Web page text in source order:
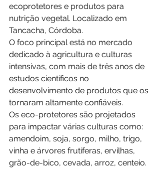
ecoprotetores e produtos para
nutrição vegetal. Localizado em
Tancacha, Córdoba.
O foco principal está no mercado
dedicado à agricultura e culturas
intensivas, com mais de três anos de
estudos científicos no
desenvolvimento de produtos que os
tornaram altamente confiáveis.
Os eco-protetores são projetados
para impactar várias culturas como:
amendoim, soja, sorgo, milho, trigo,
vinha e árvores frutíferas, ervilhas,
grão-de-bico, cevada, arroz, centeio.